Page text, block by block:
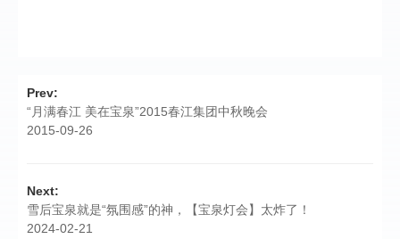
Prev:
“月满春江 美在宝泉”2015春江集团中秋晚会
2015-09-26
Next:
雪后宝泉就是“氛围感”的神，【宝泉灯会】太炸了！
2024-02-21